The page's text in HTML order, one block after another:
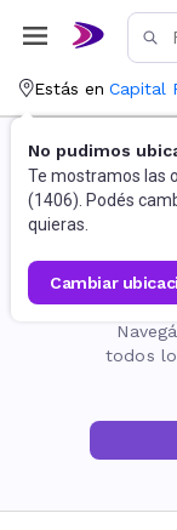
Estás en Capital
No pudimos
Te mostramos las
(1406). Podés
quieras.
cambiar
todos